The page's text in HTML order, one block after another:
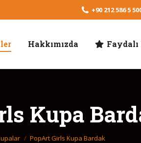
+90 212 586 5
Hakkımızda
Kupa
PopArt Girls Kupa Bardak